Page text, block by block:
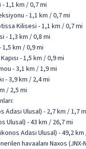
1,1 km / 0,7 mi
- 1,1 km / 0,7 mi
Kilisesi - 1,1 km / 0,7 mi
- 1,3 km / 0,8 mi
1,5 km / 0,9 mi
- 1,5 km / 0,9 mi
- 3,1 km / 1,9 mi
- 3,9 km / 2,4 mi
/ 2,5 mi
Adası Ulusal) - 2,7 km / 1,7
Ulusal) - 43 km / 26,7 mi
Adası Ulusal) - 49,2
havaalanı Naxos (JNX-